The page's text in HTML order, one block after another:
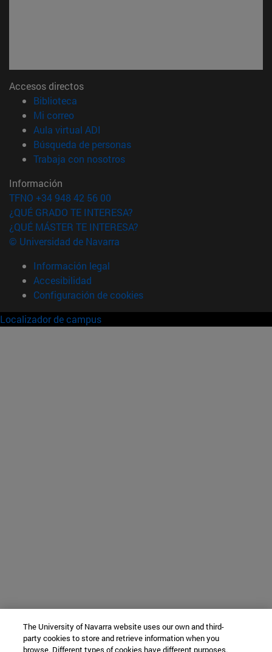
Accesos directos
Biblioteca
Mi correo(abre en nueva ventana)
Aula virtual ADI
Búsqueda de personas(abre en nueva ventana)
Trabaja con nosotros(abre en nueva ventana)
Información
TFNO +34 948 42 56 00
¿QUÉ GRADO TE INTERESA?
¿QUÉ MÁSTER TE INTERESA?
© Universidad de Navarra
Información legal
Accesibilidad
Configuración de cookies
Localizador de campus
The University of Navarra website uses our own and third-
party cookies to store and retrieve information when you
browse. Different types of cookies have different purposes.